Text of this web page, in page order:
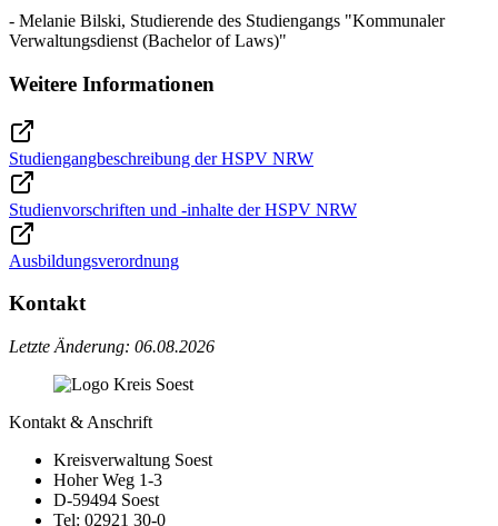
- Melanie Bilski, Studierende des Studiengangs "Kommunaler
Verwaltungsdienst (Bachelor of Laws)"
Weitere Informationen
Studiengangbeschreibung der HSPV NRW
Studienvorschriften und -inhalte der HSPV NRW
Ausbildungsverordnung
Kontakt
Letzte Änderung: 06.08.2026
Kontakt & Anschrift
Kreisverwaltung Soest
Hoher Weg 1-3
D-59494 Soest
Tel: 02921 30-0